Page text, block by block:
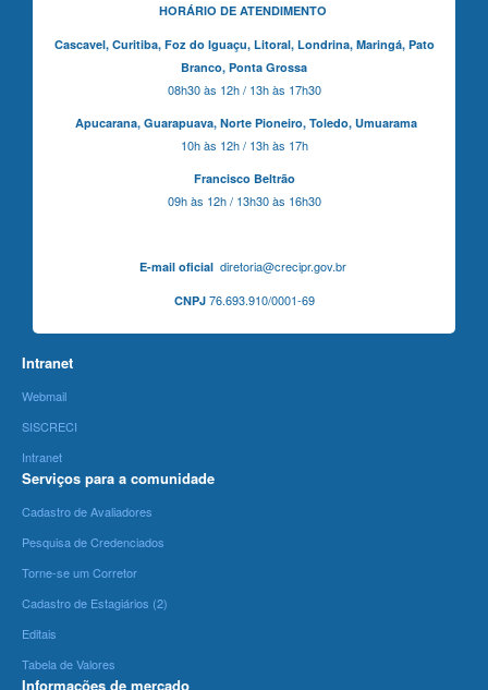
HORÁRIO DE ATENDIMENTO
Cascavel, Curitiba,Foz do Iguaçu, Litoral, Londrina, Maringá, Pato
Branco, Ponta Grossa
08h30 às 12h / 13h às 17h30
Apucarana, Guarapuava, Norte Pioneiro, Toledo, Umuarama
10h às 12h / 13h às 17h
Francisco Beltrão
09h às 12h / 13h30 às 16h30
E-mail oficialdiretoria@crecipr.gov.br
CNPJ76.693.910/0001-69
Intranet
Webmail
SISCRECI
Intranet
Serviços para a comunidade
Cadastro de Avaliadores
Pesquisa de Credenciados
Torne-se um Corretor
Cadastro de Estagiários (2)
Editais
Tabela de Valores
Informações de mercado